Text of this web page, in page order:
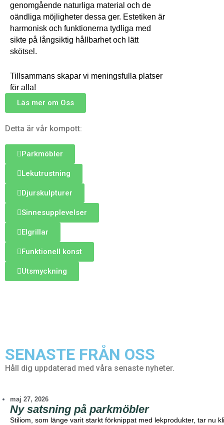
genomgående naturliga material och de
oändliga möjligheter dessa ger. Estetiken är
harmonisk och funktionerna tydliga med
sikte på långsiktig hållbarhet och lätt
skötsel.
Tillsammans skapar vi meningsfulla platser
för alla!
Läs mer om Oss
Detta är vår kompott:
Parkmöbler
Lekutrustning
Djurskulpturer
Sinnesupplevelser
Elgrillar
Funktionell konst
Utsmyckning
SENASTE FRÅN OSS
Håll dig uppdaterad med våra senaste nyheter.
maj 27, 2026
Ny satsning på parkmöbler
Stiliom, som länge varit starkt förknippat med lekprodukter, tar nu